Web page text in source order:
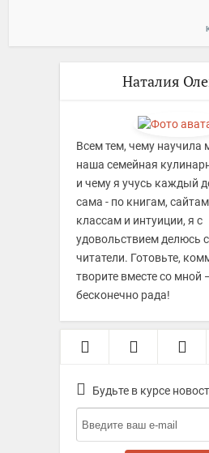
Наталия
Всем тем, чему научила
наша семейная
и чему я учусь каждый
сама - по книгам,
классам и интуиции, я с
удовольствием делюсь
читатели. Готовьте,
творите вместе со мной
бесконечно рада!
Будьте в курсе